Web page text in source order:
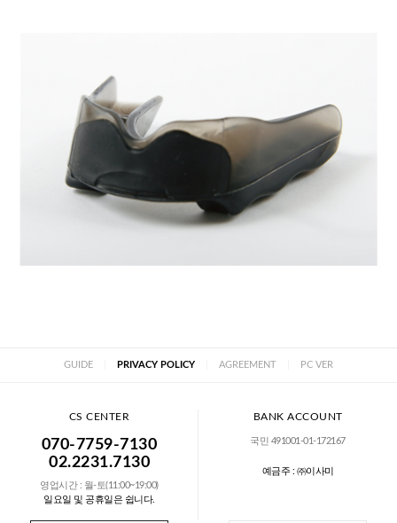
GUIDE PRIVACY POLICY AGREEMENT PC VER
CS CENTER
070-7759-7130
02.2231.7130
영업시간 : 월-토(11:00~19:00)
일요일 및 공휴일은 쉽니다.
BANK ACCOUNT
국민 491001-01-172167
예금주 : ㈜이사미